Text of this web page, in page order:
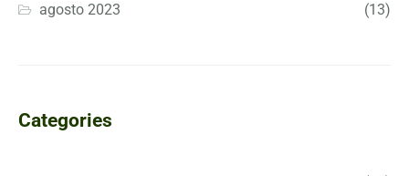
agosto 2023 (13)
Categories